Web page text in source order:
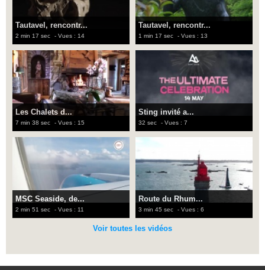
Tautavel, rencontr...
2 min 17 sec - Vues : 14
Tautavel, rencontr...
1 min 17 sec - Vues : 13
Les Chalets d...
7 min 38 sec - Vues : 15
Sting invité a...
32 sec - Vues : 7
MSC Seaside, de...
2 min 51 sec - Vues : 11
Route du Rhum...
3 min 45 sec - Vues : 6
Voir toutes les vidéos